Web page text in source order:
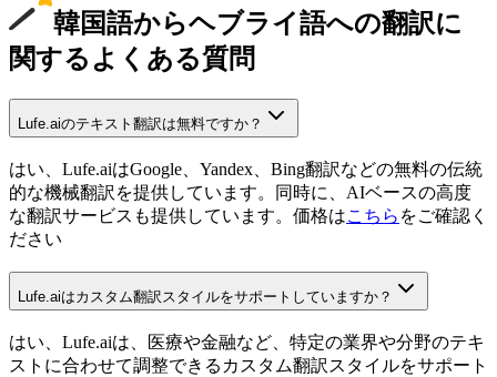
韓国語からヘブライ語への翻訳に
関するよくある質問
Lufe.aiのテキスト翻訳は無料ですか？
はい、Lufe.aiはGoogle、Yandex、Bing翻訳などの無料の伝統
的な機械翻訳を提供しています。同時に、AIベースの高度
な翻訳サービスも提供しています。価格はこちら をご確認く
ださい
Lufe.aiはカスタム翻訳スタイルをサポートしていますか？
はい、Lufe.aiは、医療や金融など、特定の業界や分野のテキ
ストに合わせて調整できるカスタム翻訳スタイルをサポート